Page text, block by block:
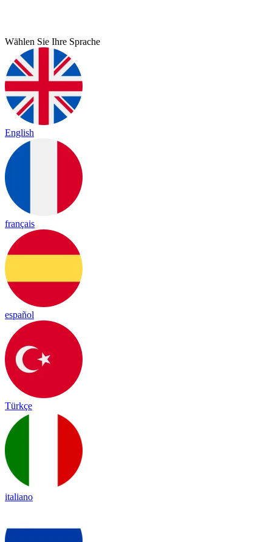
Wählen Sie Ihre Sprache
English
français
español
Türkçe
italiano